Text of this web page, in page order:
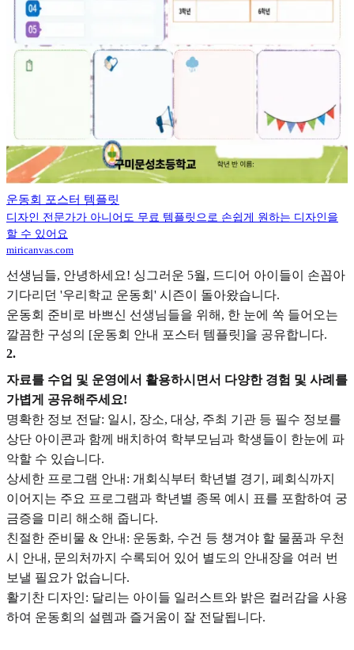
운동회 포스터 템플릿
디자인 전문가가 아니어도 무료 템플릿으로 손쉽게 원하는 디자인을
할 수 있어요
miricanvas.com
선생님들, 안녕하세요! 싱그러운 5월, 드디어 아이들이 손꼽아
기다리던 '우리학교 운동회' 시즌이 돌아왔습니다.
운동회 준비로 바쁘신 선생님들을 위해, 한 눈에 쏙 들어오는
깔끔한 구성의 [운동회 안내 포스터 템플릿]을 공유합니다.
2.
자료를 수업 및 운영에서 활용하시면서 다양한 경험 및 사례를
가볍게 공유해주세요!
명확한 정보 전달: 일시, 장소, 대상, 주최 기관 등 필수 정보를
상단 아이콘과 함께 배치하여 학부모님과 학생들이 한눈에 파
악할 수 있습니다.
상세한 프로그램 안내: 개회식부터 학년별 경기, 폐회식까지
이어지는 주요 프로그램과 학년별 종목 예시 표를 포함하여 궁
금증을 미리 해소해 줍니다.
친절한 준비물 & 안내: 운동화, 수건 등 챙겨야 할 물품과 우천
시 안내, 문의처까지 수록되어 있어 별도의 안내장을 여러 번
보낼 필요가 없습니다.
활기찬 디자인: 달리는 아이들 일러스트와 밝은 컬러감을 사용
하여 운동회의 설렘과 즐거움이 잘 전달됩니다.